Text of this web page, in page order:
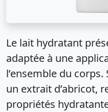
Le lait hydratant
adaptée à une
l’ensemble du
un extrait d’abricot,
propriétés